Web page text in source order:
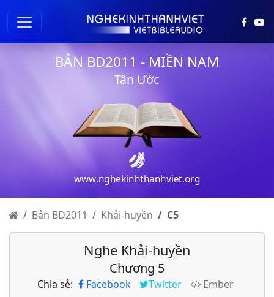
BẢN BD2011 - MIỀN NAM
Tân Ước
www.nghekinhthanhviet.org
Bản BD2011 Khải-huyền C5
Nghe Khải-huyền
Chương 5
Chia sẻ: Facebook Twitter
Ember
Khải-huyền - Chương 2
Khải-huyền - Chương 3